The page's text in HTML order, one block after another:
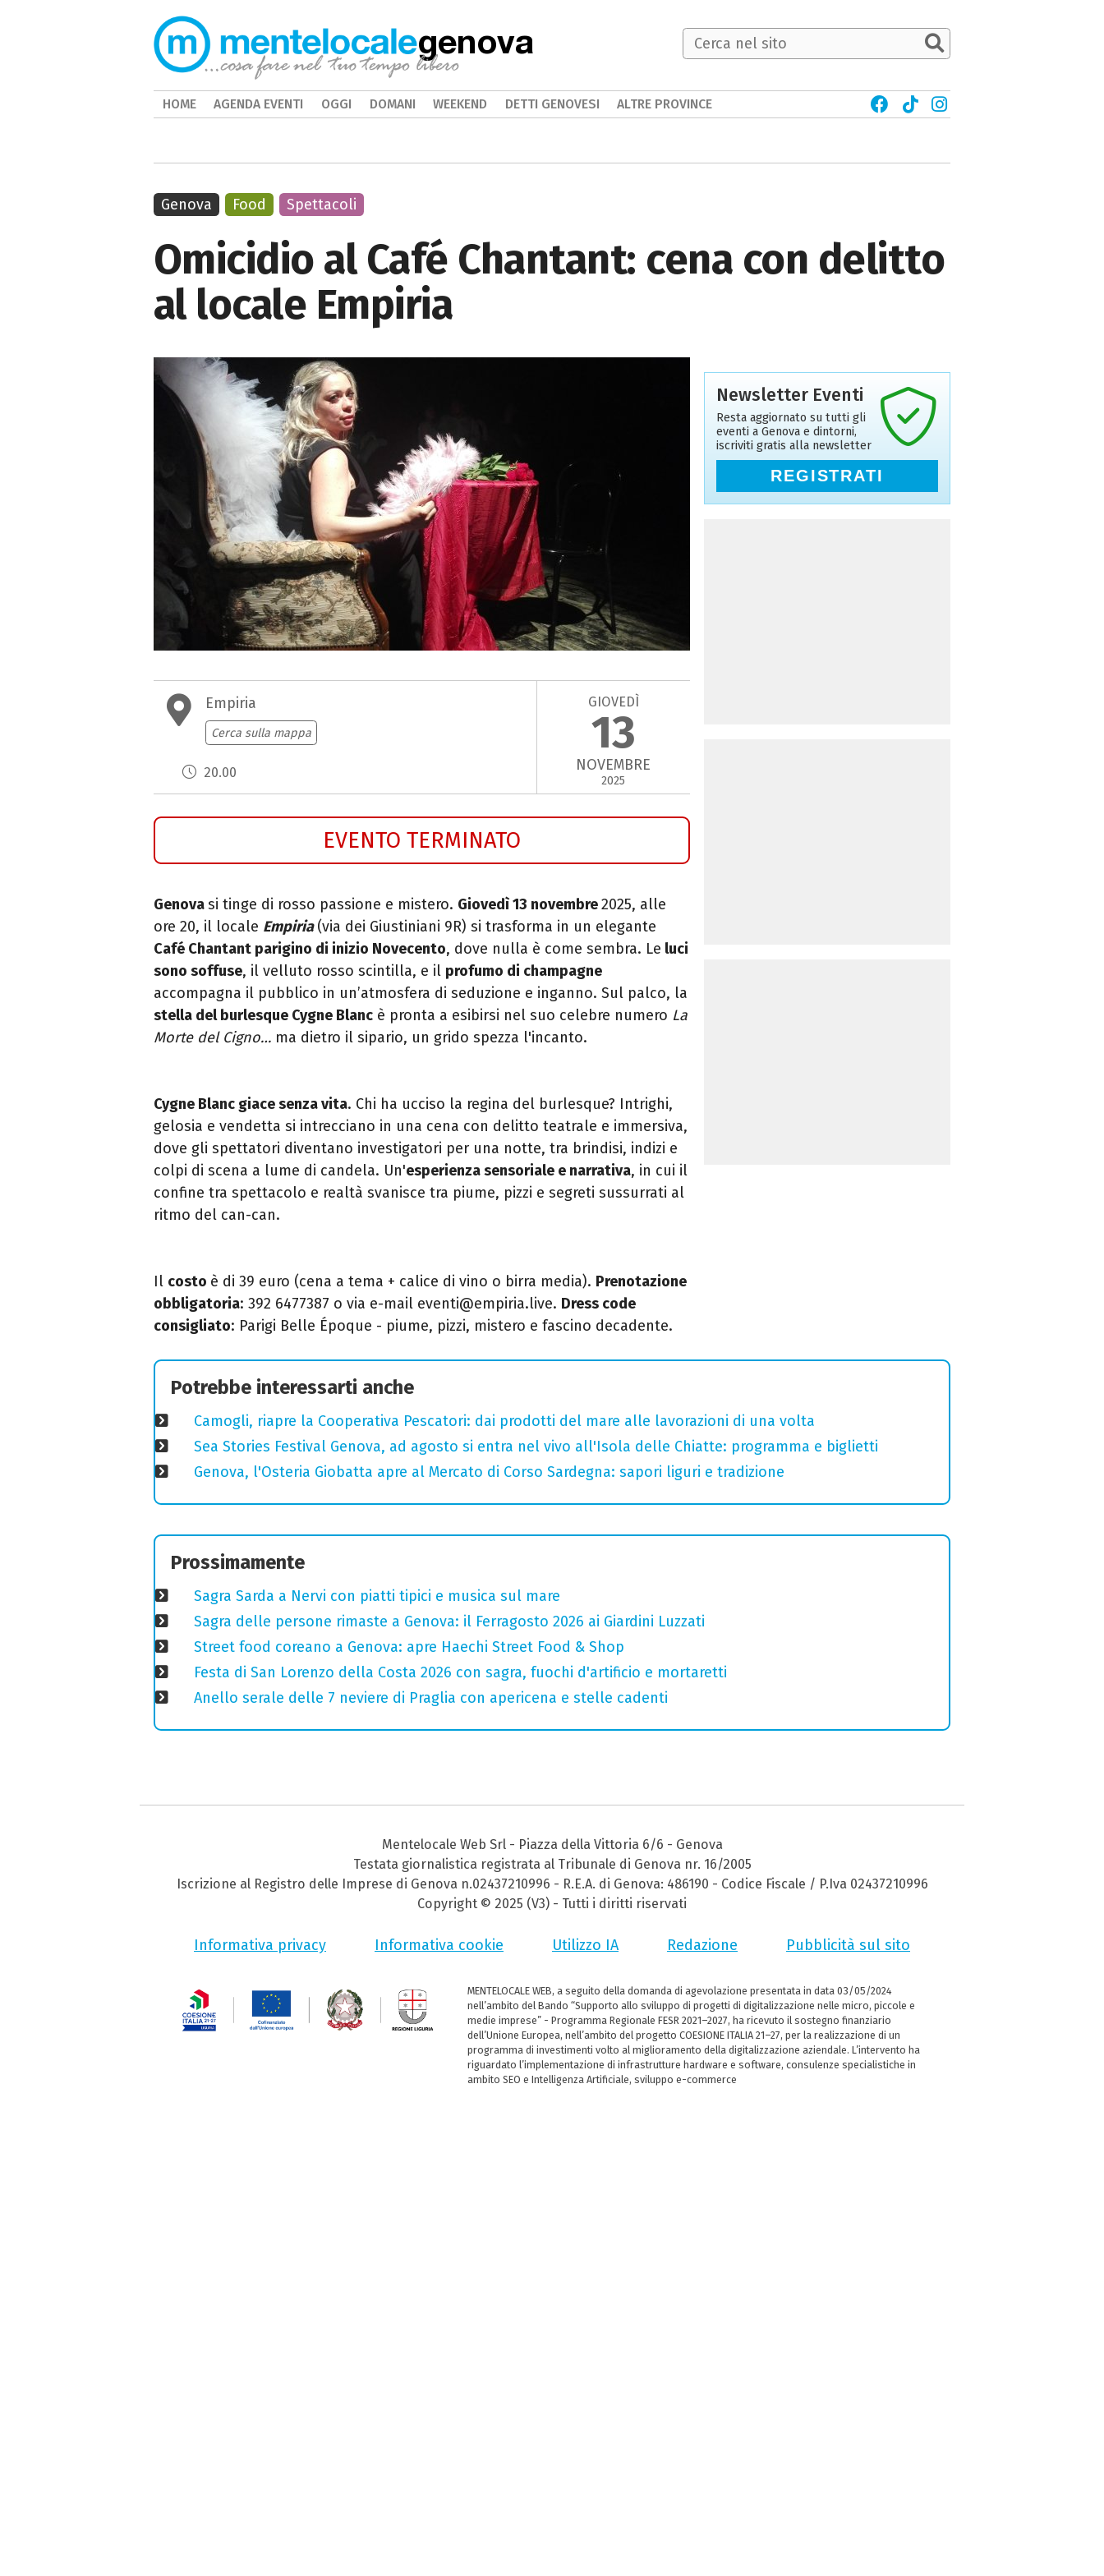
Omicidio al Café Chantant: cena con delitto
al locale Empiria
Empiria
Cerca sulla mappa
20.00
GIOVEDÌ
13
NOVEMBRE
2025
EVENTO TERMINATO
Genovasi tinge di rosso passione e mistero. Giovedì 13 novembre2025, alle
ore 20, il locale Empiria(via dei Giustiniani 9R) si trasforma in un elegante
Café Chantant parigino di inizio Novecento, dove nulla è come sembra. Le luci
sono soffuse, il velluto rosso scintilla, e il profumo di champagne
accompagna il pubblico in un’atmosfera di seduzione e inganno. Sul palco, la
stella del burlesque Cygne Blanc è pronta a esibirsi nel suo celebre numero La
Morte del Cigno… ma dietro il sipario, un grido spezza l'incanto.
Cygne Blanc giace senza vita. Chi ha ucciso la regina del burlesque? Intrighi,
gelosia e vendetta si intrecciano in una cena con delitto teatrale e immersiva,
dove gli spettatori diventano investigatori per una notte, tra brindisi, indizi e
colpi di scena a lume di candela. Un'esperienza sensoriale e narrativa, in cui il
confine tra spettacolo e realtà svanisce tra piume, pizzi e segreti sussurrati al
ritmo del can-can.
Il costo è di 39 euro (cena a tema + calice di vino o birra media). Prenotazione
obbligatoria: 392 6477387 o via e-mail eventi@empiria.live. Dress code
consigliato: Parigi Belle Époque - piume, pizzi, mistero e fascino decadente.
Genova Food Spettacoli
Newsletter Eventi
Resta aggiornato su tutti gli
eventi a Genova e dintorni,
iscriviti gratis alla newsletter
REGISTRATI
Potrebbe interessarti anche
Camogli, riapre la Cooperativa Pescatori: dai prodotti del mare alle lavorazioni di una volta
Sea Stories Festival Genova, ad agosto si entra nel vivo all'Isola delle Chiatte: programma e biglietti
Genova, l'Osteria Giobatta apre al Mercato di Corso Sardegna: sapori liguri e tradizione
Prossimamente
Sagra Sarda a Nervi con piatti tipici e musica sul mare
Sagra delle persone rimaste a Genova: il Ferragosto 2026 ai Giardini Luzzati
Street food coreano a Genova: apre Haechi Street Food & Shop
Festa di San Lorenzo della Costa 2026 con sagra, fuochi d'artificio e mortaretti
Anello serale delle 7 neviere di Praglia con apericena e stelle cadenti
genova
HOME AGENDA EVENTI OGGI DOMANI WEEKEND DETTI GENOVESI ALTRE PROVINCE
Mentelocale Web Srl - Piazza della Vittoria 6/6 - Genova
Testata giornalistica registrata al Tribunale di Genova nr. 16/2005
Iscrizione al Registro delle Imprese di Genova n.02437210996 - R.E.A. di Genova: 486190 - Codice Fiscale / P.Iva 02437210996
Copyright © 2025 (V3) - Tutti i diritti riservati
Informativa privacy Informativa cookie Utilizzo IA Redazione Pubblicità sul sito
MENTELOCALE WEB, a seguito della domanda di agevolazione presentata in data 03/05/2024
nell’ambito del Bando “Supporto allo sviluppo di progetti di digitalizzazione nelle micro, piccole e
medie imprese” - Programma Regionale FESR 2021–2027, ha ricevuto il sostegno finanziario
dell’Unione Europea, nell’ambito del progetto COESIONE ITALIA 21–27, per la realizzazione di un
programma di investimenti volto al miglioramento della digitalizzazione aziendale. L’intervento ha
riguardato l’implementazione di infrastrutture hardware e software, consulenze specialistiche in
ambito SEO e Intelligenza Artificiale, sviluppo e-commerce